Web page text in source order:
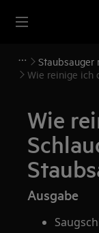
Staubsauger
Wie reinige ich
Wie
Ausgabe